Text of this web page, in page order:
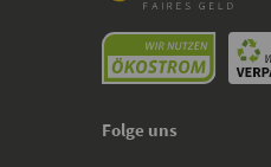
Folge uns